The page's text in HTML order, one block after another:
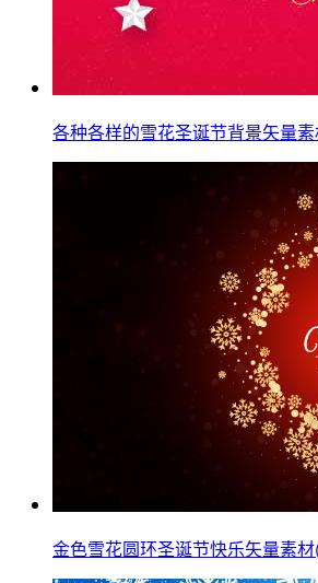
各种各样的雪花圣诞节背景矢量
金色雪花圆环圣诞节快乐矢量素